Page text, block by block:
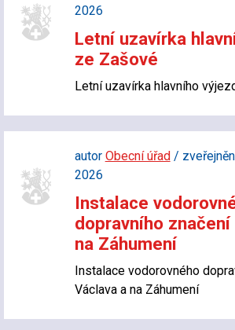
2026
Letní uzavírka
ze Zašové
Letní uzavírka hlavního
autor Obecní úřad/
2026
Instalace
dopravního značení
na Záhumení
Instalace vodorovného
Václava a na Záhumení